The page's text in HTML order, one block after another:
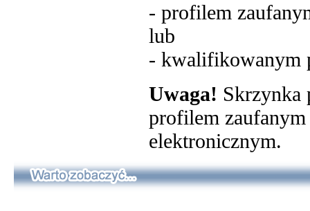
- profilem
lub
- kwalifikowanym
Uwaga! Skrzynka
profilem
elektronicznym.